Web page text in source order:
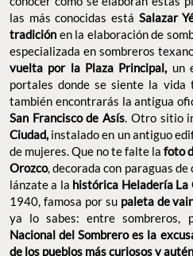
Gran Soberana,abierta desde
vainilla rellena de cajeta. Así que
pambazos, y fiesta,la Feria
perfectapara descubriruno de
auténticos de Guanajuato.